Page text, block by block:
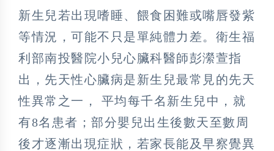
新生兒若出現嗜睡、餵食困難或嘴唇發紫
等情況，可能不只是單純體力差。衛生福
利部南投醫院小兒心臟科醫師彭瀠萱指
出，先天性心臟病是新生兒最常見的先天
性異常之一， 平均每千名新生兒中，就
有8名患者；部分嬰兒出生後數天至數周
後才逐漸出現症狀，若家長能及早察覺異